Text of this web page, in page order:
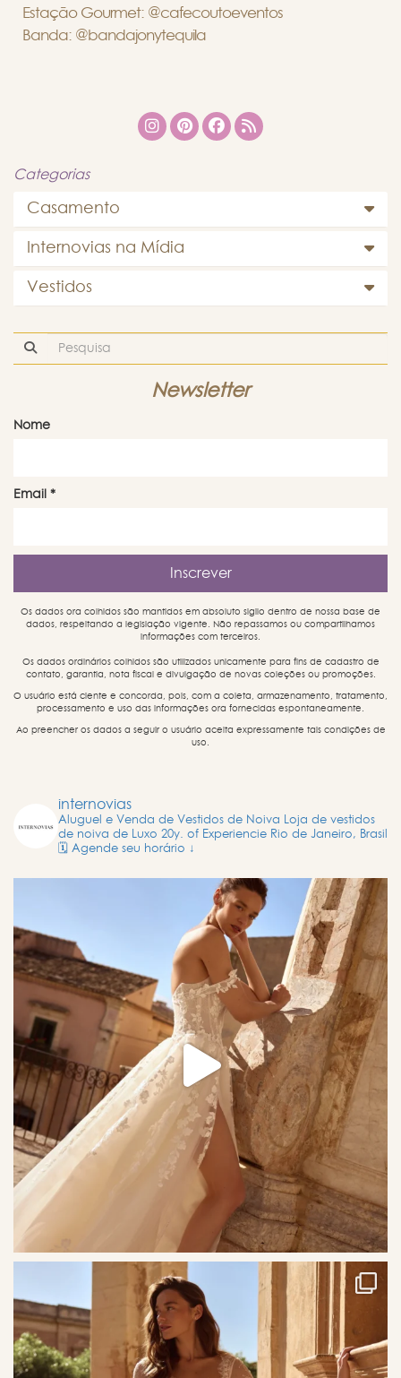
Estação Gourmet: @cafecoutoeventos
Banda: @bandajonytequila
Categorias
Casamento
Internovias na Mídia
Vestidos
Newsletter
Nome
Email *
Os dados ora colhidos são mantidos em absoluto sigilo dentro de nossa base de
dados, respeitando a legislação vigente. Não repassamos ou compartilhamos
informações com terceiros.
Os dados ordinários colhidos são utilizados unicamente para fins de cadastro de
contato, garantia, nota fiscal e divulgação de novas coleções ou promoções.
O usuário está ciente e concorda, pois, com a coleta, armazenamento, tratamento,
processamento e uso das informações ora fornecidas espontaneamente.
Ao preencher os dados a seguir o usuário aceita expressamente tais condições de
uso.
internovias
Aluguel e Venda de Vestidos de Noiva Loja de vestidos
de noiva de Luxo 20y. of Experiencie Rio de Janeiro, Brasil
🗓️ Agende seu horário ↓